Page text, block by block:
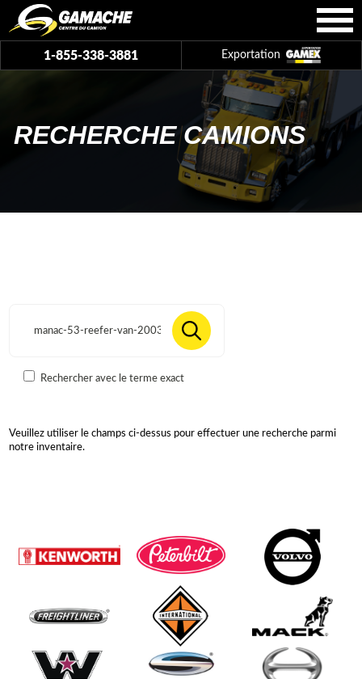
1-855-338-3881 Exportation
RECHERCHE CAMIONS
Rechercher avec le terme exact
Veuillez utiliser le champs ci-dessus pour effectuer une recherche parmi
notre inventaire.